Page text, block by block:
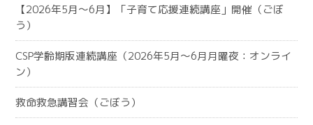
【2026年5月～6月】「子育て応援連続講座」開催（ごぼ
う）
CSP学齢期版連続講座（2026年5月～6月月曜夜：オンライ
ン）
救命救急講習会（ごぼう）